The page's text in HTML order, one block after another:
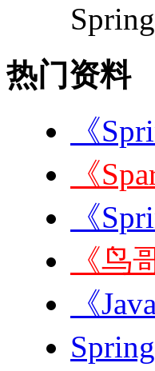
热门资料
《
《
《
《
《